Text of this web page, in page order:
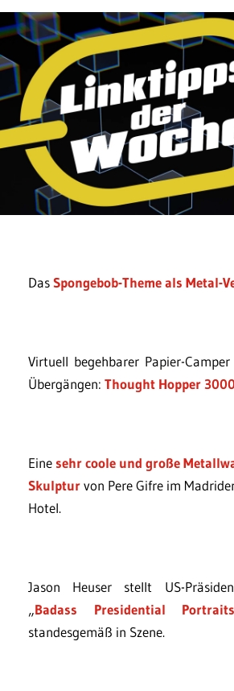
DasSpongebob-Theme als Metal-
Virtuell begehbarer Papier-
Übergängen: Thought Hopper 3000
Eine sehr coole und große
Skulpturvon Pere Gifre im
Hotel.
Jason Heuser stellt US-
„Badass Presidential Portraits
standesgemäß in Szene.